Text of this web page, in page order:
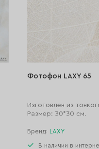
Фотофон LAXY 65
Изготовлен из
Размер: 30*30 см.
Бренд: LAXY
В наличии в